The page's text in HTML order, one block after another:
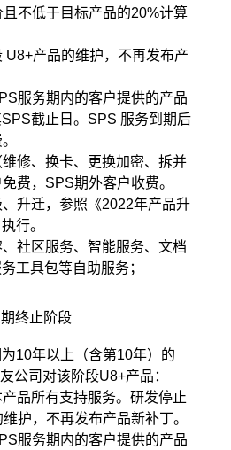
不低于目标产品的20%计算
U8+产品的维护，不再发布产
服务期内的客户提供的产品
截止日。SPS 服务到期后
修、换卡、更换加密、拆并
费，SPS期外客户收费。
升迁，参照《2022年产品升
行。
社区服务、智能服务、文档
工具包等自助服务；
终止阶段
10年以上（含第10年）的
公司对该阶段U8+产品：
品所有支持服务。研发停止
护，不再发布产品新补丁。
服务期内的客户提供的产品